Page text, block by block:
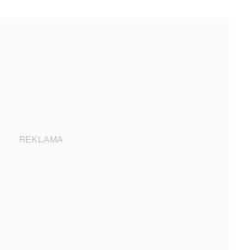
REKLAMA